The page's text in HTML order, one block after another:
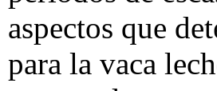
aspectos que
para la vaca